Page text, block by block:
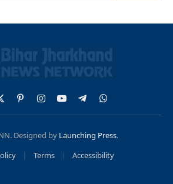
PinterestInstagram
YouTubeTelegramWhatsApp
Designed by Launching Press.
Terms Accessibility